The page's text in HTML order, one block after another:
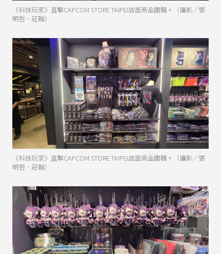
《科技玩家》直擊CAPCOM STORE TAIPEI店面商品圖輯。（攝影／張
明哲、莊翰）
《科技玩家》直擊CAPCOM STORE TAIPEI店面商品圖輯。（攝影／張
明哲、莊翰）